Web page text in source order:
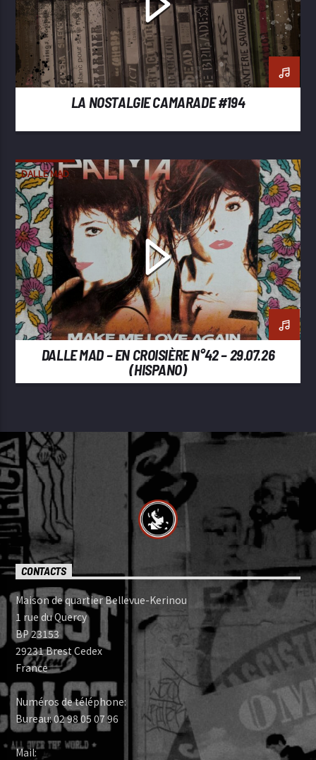
LA NOSTALGIE CAMARADE #194
DALLE MAD
DALLE MAD – EN CROISIÈRE N°42 – 29.07.26
(HISPANO)
CONTACTS
Maison de quartier Bellevue-Kerinou
1 rue du Quercy
BP 23153
29231 Brest Cedex
France
Numéros de téléphone:
Bureau: 02 98 05 07 96
Mail: